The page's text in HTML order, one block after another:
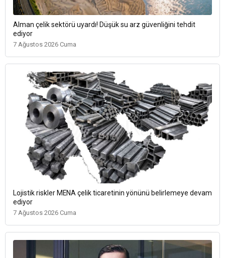
Alman çelik sektörü uyardı! Düşük su arz güvenliğini tehdit
ediyor
7 Ağustos 2026 Cuma
Lojistik riskler MENA çelik ticaretinin yönünü belirlemeye devam
ediyor
7 Ağustos 2026 Cuma